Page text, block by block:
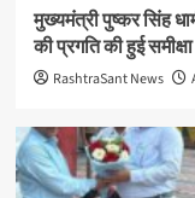
मुख्यमंत्री पुष्कर सिंह
की प्रगति की हुई समीक्षा
RashtraSant News